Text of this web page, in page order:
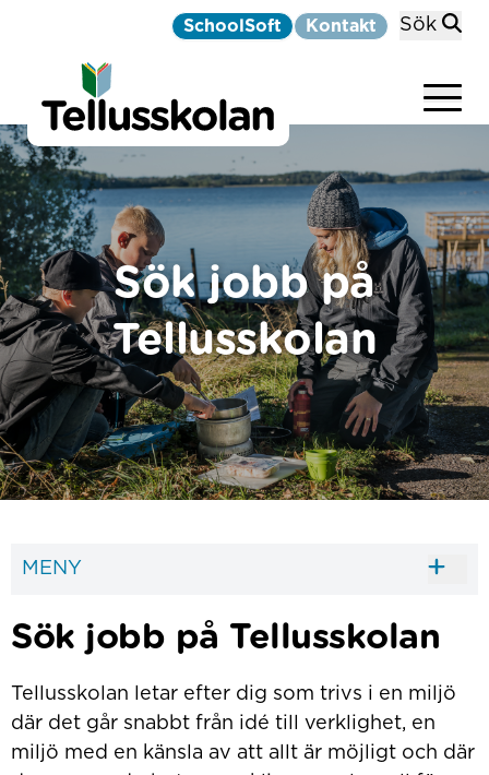
SchoolSoft Kontakt Sök
Hoppa till innehåll
Telluskolan
Sök jobb på
Tellusskolan
Sök jobb på Tellusskolan
Tellusskolan letar efter dig som trivs i en miljö
där det går snabbt från idé till verklighet, en
miljö med en känsla av att allt är möjligt och där
MENY